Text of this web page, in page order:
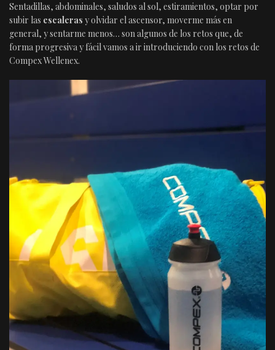
Sentadillas, abdominales, saludos al sol, estiramientos, optar por
subir las escaleras y olvidar el ascensor, moverme más en
general, y sentarme menos… son algunos de los retos que, de
forma progresiva y fácil vamos a ir introduciendo con los retos de
Compex Wellenex.